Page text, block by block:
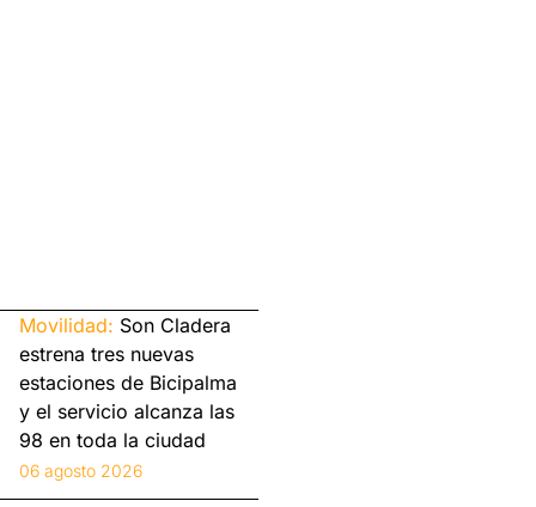
Movilidad: Son Cladera
estrena tres nuevas
estaciones de Bicipalma
y el servicio alcanza las
98 en toda la ciudad
06 agosto 2026